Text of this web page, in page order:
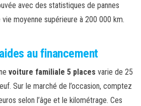
avec des statistiques de pannes
moyenne supérieure à 200 000 km.
au financement
voiture familiale 5 places varie de 25
Sur le marché de l’occasion, comptez
selon l’âge et le kilométrage. Ces